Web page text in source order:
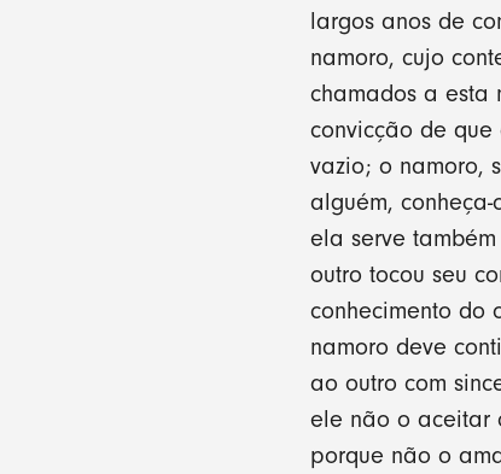
largos anos de
namoro, cujo
chamados a esta
convicção de que
vazio; o namoro,
alguém,
ela serve
outro tocou seu
conhecimento do
namoro deve
ao outro com
ele não o aceitar
porque não o